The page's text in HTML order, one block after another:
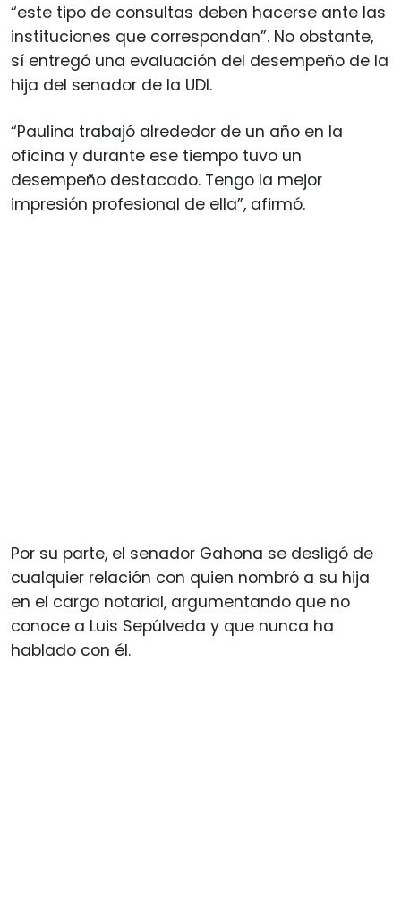
“este tipo de consultas deben hacerse ante las
instituciones que correspondan”. No obstante,
sí entregó una evaluación del desempeño de la
hija del senador de la UDI.
“Paulina trabajó alrededor de un año en la
oficina y durante ese tiempo tuvo un
desempeño destacado. Tengo la mejor
impresión profesional de ella”, afirmó.
Por su parte, el senador Gahona se desligó de
cualquier relación con quien nombró a su hija
en el cargo notarial, argumentando que no
conoce a Luis Sepúlveda y que nunca ha
hablado con él.